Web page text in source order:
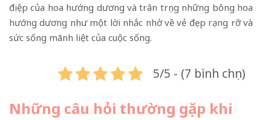
điệp của hoa hướng dương và trân trọng những bông hoa
hướng dương như một lời nhắc nhở về vẻ đẹp rạng rỡ và
sức sống mãnh liệt của cuộc sống.
5/5 - (7 bình chọn)
Những câu hỏi thường gặp khi